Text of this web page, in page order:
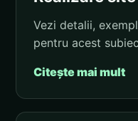
Vezi detalii,
pentru acest
Citește mai mult